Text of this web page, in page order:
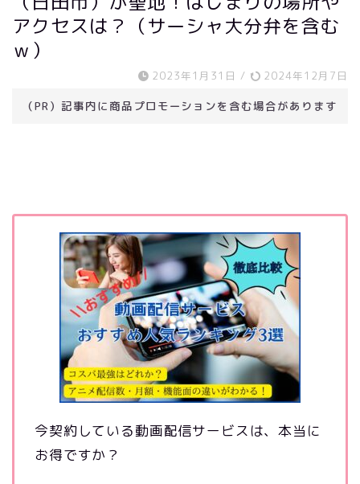
アクセスは？（サーシャ大分弁を含む
ｗ）
2023年1月31日 / 2024年12月7日
（PR）記事内に商品プロモーションを含む場合があります
今契約している動画配信サービスは、本当に
お得ですか？